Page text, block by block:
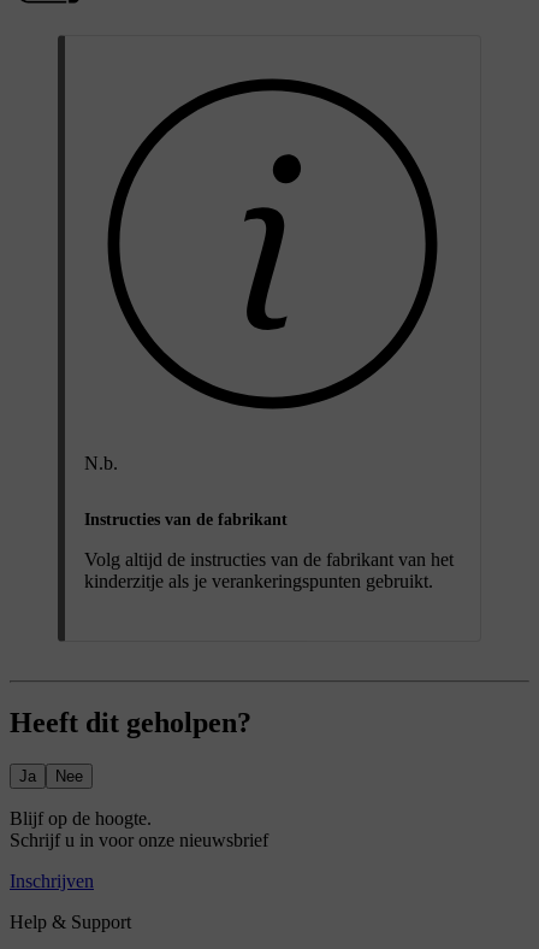
N.b.
Instructies van de fabrikant
Volg altijd de instructies van de fabrikant van het
kinderzitje als je verankeringspunten gebruikt.
Heeft dit geholpen?
Ja Nee